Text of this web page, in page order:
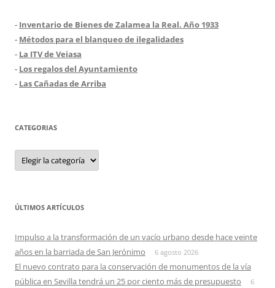
- Inventario de Bienes de Zalamea la Real. Año 1933
- Métodos para el blanqueo de ilegalidades
- La ITV de Veiasa
- Los regalos del Ayuntamiento
- Las Cañadas de Arriba
CATEGORIAS
Categorias
ÚLTIMOS ARTÍCULOS
Impulso a la transformación de un vacío urbano desde hace veinte
años en la barriada de San Jerónimo
6 agosto 2026
El nuevo contrato para la conservación de monumentos de la vía
pública en Sevilla tendrá un 25 por ciento más de presupuesto
6